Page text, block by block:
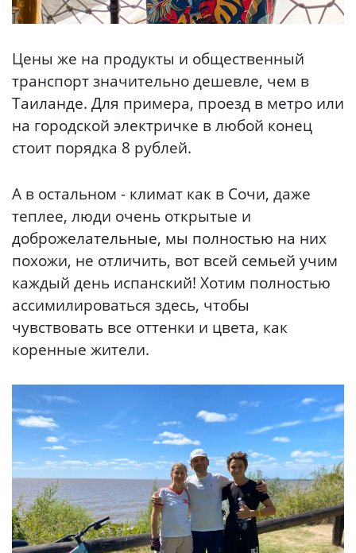
Цены же на продукты и общественный
транспорт значительно дешевле, чем в
Таиланде. Для примера, проезд в метро или
на городской электричке в любой конец
стоит порядка 8 рублей.
А в остальном - климат как в Сочи, даже
теплее, люди очень открытые и
доброжелательные, мы полностью на них
похожи, не отличить, вот всей семьей учим
каждый день испанский! Хотим полностью
ассимилироваться здесь, чтобы
чувствовать все оттенки и цвета, как
коренные жители.